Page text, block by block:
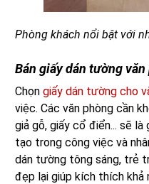
Phòng khách nổi bật với
Bán giấy dán tường
Chọn giấy dán tường cho
việc. Các văn phòng cần
giả gỗ, giấy cổ điển... sẽ
tạo trong công việc và
dán tường tông sáng, trẻ
đẹp lại giúp kích thích